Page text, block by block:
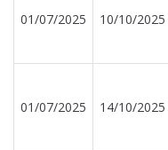
01/07/2025 10/10/2025
01/07/2025 14/10/2025